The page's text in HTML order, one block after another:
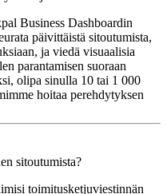
Business Dashboardin
päivittäistä sitoutumista,
ja viedä visuaalisia
parantamisen suoraan
olipa sinulla 10 tai 1 000
hoitaa perehdytyksen
sitoutumista?
toimitusketjuviestinnän